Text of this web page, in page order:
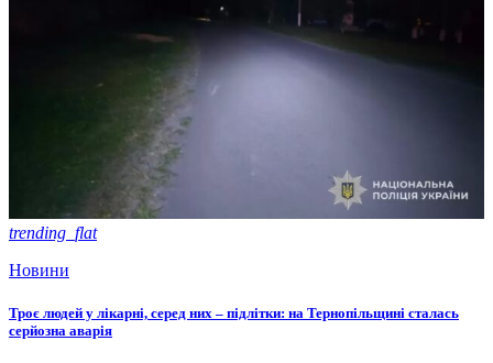
trending_flat
Новини
Троє людей у лікарні, серед них – підлітки: на Тернопільщині сталась
серйозна аварія